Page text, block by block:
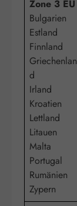
Zone 3 EU
Bulgarien
Estland
Finnland
Griechenlan
d
Irland
Kroatien
Lettland
Litauen
Malta
Portugal
Rumänien
Zypern